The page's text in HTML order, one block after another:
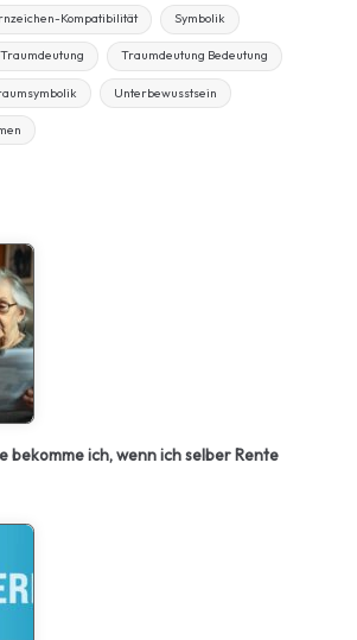
Kompatibilität Symbolik
Traumdeutung Traumdeutung Bedeutung
Unterbewusstsein
bekomme ich, wenn ich selber Rente